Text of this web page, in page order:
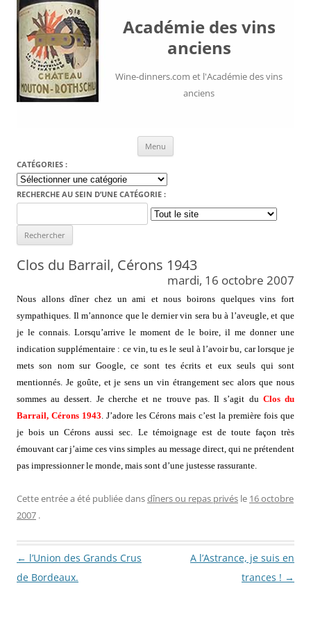
Académie des vins
anciens
Wine-dinners.com et l'Académie des vins
anciens
Menu
CATÉGORIES :
Catégories
:
RECHERCHE AU SEIN D’UNE CATÉGORIE :
for:
Clos du Barrail, Cérons 1943
mardi, 16 octobre 2007
Nous allons dîner chez un ami et nous boirons quelques vins fort
sympathiques. Il m’annonce que le dernier vin sera bu à l’aveugle, et que
je le connais. Lorsqu’arrive le moment de le boire, il me donner une
indication supplémentaire : ce vin, tu es le seul à l’avoir bu, car lorsque je
mets son nom sur Google, ce sont tes écrits et eux seuls qui sont
mentionnés. Je goûte, et je sens un vin étrangement sec alors que nous
sommes au dessert. Je cherche et ne trouve pas. Il s’agit du Clos du
Barrail, Cérons 1943 . J’adore les Cérons mais c’est la première fois que
je bois un Cérons aussi sec. Le témoignage est de toute façon très
émouvant car j’aime ces vins simples au message direct, qui ne prétendent
pas impressionner le monde, mais sont d’une justesse rassurante.
Cette entrée a été publiée dansdîners ou repas privés le 16 octobre
2007 .
Navigation des articles
← l’Union des Grands Crus
de Bordeaux.
A l’Astrance, je suis en
trances ! →